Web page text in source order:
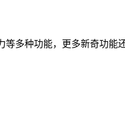
多种功能，更多新奇功